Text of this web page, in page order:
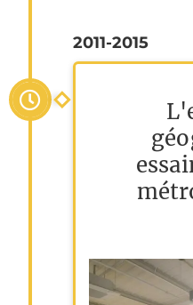
2011-2015